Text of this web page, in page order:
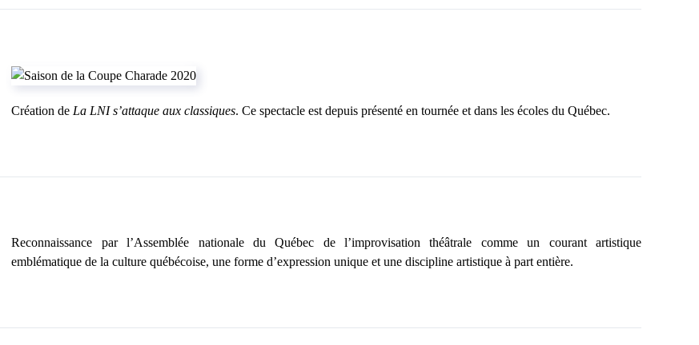
Création de La LNI s’attaque aux classiques. Ce spectacle est depuis présenté en tournée et dans les écoles du Québec.
Reconnaissance par l’Assemblée nationale du Québec de l’improvisation théâtrale comme un courant artistique
emblématique de la culture québécoise, une forme d’expression unique et une discipline artistique à part entière.